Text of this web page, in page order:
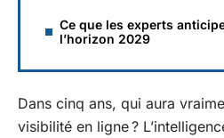
Ce que les experts
l’horizon 2029
Dans cinq ans, qui aura
visibilité en ligne ?